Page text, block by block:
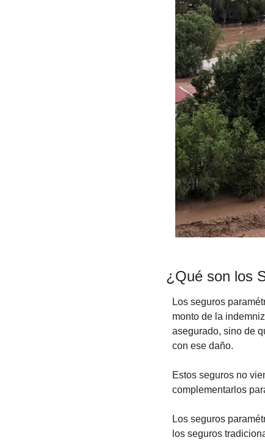
¿Qué son los
Los seguros
monto de la
asegurado, sino de
con ese daño.
Estos seguros no
complementarlos
Los seguros
los seguros